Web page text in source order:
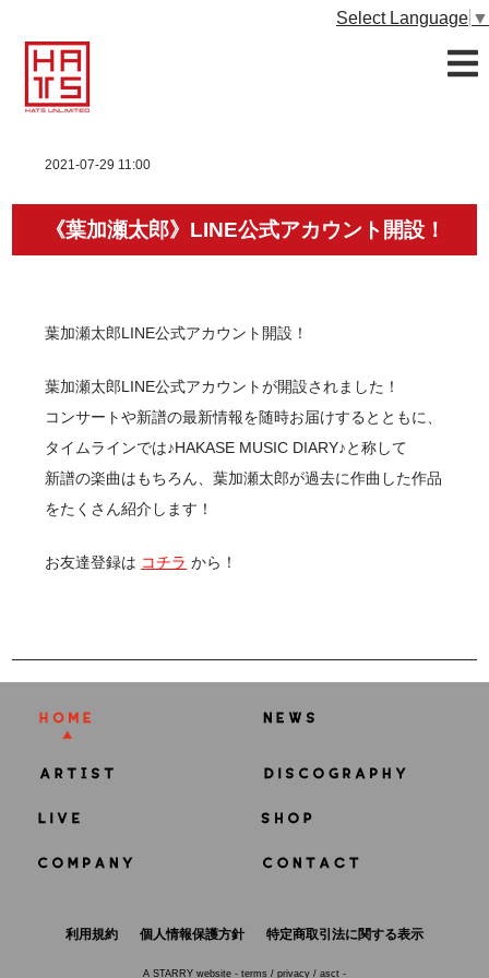
Select Language ▼
2021-07-29 11:00
《葉加瀬太郎》LINE公式アカウント開設！
葉加瀬太郎LINE公式アカウント開設！
葉加瀬太郎LINE公式アカウントが開設されました！
コンサートや新譜の最新情報を随時お届けするとともに、
タイムラインでは♪HAKASE MUSIC DIARY♪と称して
新譜の楽曲はもちろん、葉加瀬太郎が過去に作曲した作品
をたくさん紹介します！
お友達登録は コチラ から！
利用規約 個人情報保護方針 特定商取引法に関する表示
A STARRY website - terms / privacy / asct -